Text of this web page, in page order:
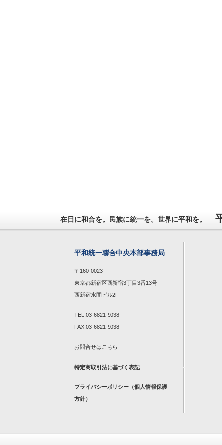
在日に和合を。民族に統一を。世界に平和を。
平和統一聯合中央本部事務局
〒160-0023
東京都新宿区西新宿3丁目3番13号
西新宿水間ビル2F
TEL:03-6821-9038
FAX:03-6821-9038
お問合せは こちら
特定商取引法に基づく表記
プライバシーポリシー（個人情報保護
方針）